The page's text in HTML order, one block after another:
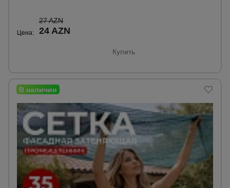
Цена:
27 AZN
24 AZN
Купить